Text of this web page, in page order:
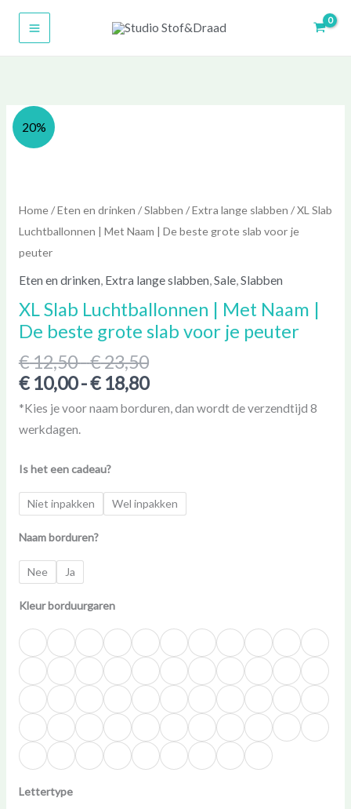
20%
Home/Eten en drinken /Slabben /Extra lange slabben / XL Slab
Luchtballonnen | Met Naam | De beste grote slab voor je
peuter
Eten en drinken, Extra lange slabben,Sale,Slabben
XL Slab Luchtballonnen | Met Naam |
De beste grote slab voor je peuter
€12,50-€23,50
€10,00-€18,80
*Kies je voor naam borduren, dan wordt de verzendtijd 8
werkdagen.
Is het een cadeau?
Niet inpakken Wel inpakken
Naam borduren?
Nee Ja
Kleur borduurgaren
Lettertype
XL
Slab
Met
Naam
|
grote
slab
voor
je
aantal